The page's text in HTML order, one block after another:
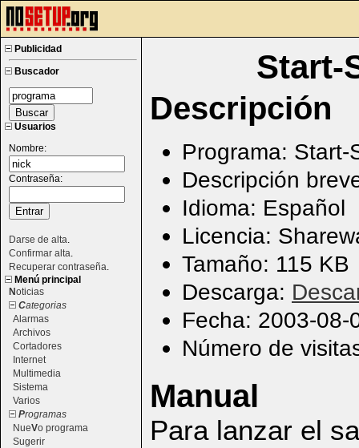
Publicidad
Buscador
Usuarios
Nombre:
Contraseña:
Darse de alta
Confirmar alta
Recuperar contraseña
Menú principal
Noticias
Categorias
Alarmas
Archivos
Cortadores
Internet
Multimedia
Sistema
Varios
Programas
NueVo programa
Sugerir
Start-
Descripción
Programa:
Descripción
Idioma: Español
Licencia:
Tamaño: 115 KB
Descarga:
Fecha: 2003-08-
Número de
Manual
Para lanzar el